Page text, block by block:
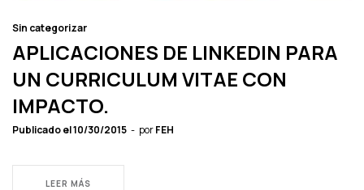
Sin categorizar
APLICACIONES DE LINKEDIN PARA
UN CURRICULUM VITAE CON
IMPACTO.
Publicado el10/30/2015 porFEH
LEER MÁS